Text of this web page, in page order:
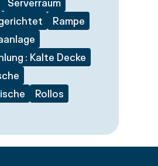
Rampe
: Kalte Decke
Rollos